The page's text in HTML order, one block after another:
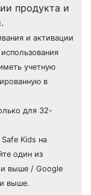
продукта и
и активации
учетную
в
для 32-
Kids на
один из
выше / Google
выше.